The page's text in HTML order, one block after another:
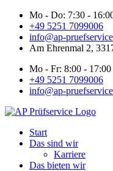
Zum
Inhalt
springen
Mo - Do: 7:30 -
+49 5251 7099006
info@ap-
Am Ehrenmal 2,
Mo - Fr: 8:00 - 17:00
+49 5251 7099006
info@ap-
Start
Das sind wir
Karriere
Das bieten wir